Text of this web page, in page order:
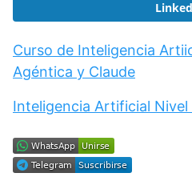
Curso de Inteligencia
Agéntica y Claude
Inteligencia Artificial Nivel